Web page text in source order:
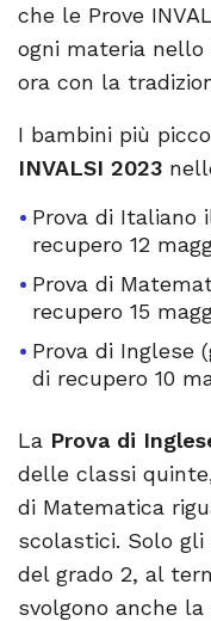
che le Prove
ogni materia
ora con la
I bambini più
INVALSI 2023
Prova di Italiano
recupero 12
Prova di
recupero 15
Prova di Inglese
di recupero 10
La Prova di
delle classi
di Matematica
scolastici. Solo
del grado 2, al
svolgono anche